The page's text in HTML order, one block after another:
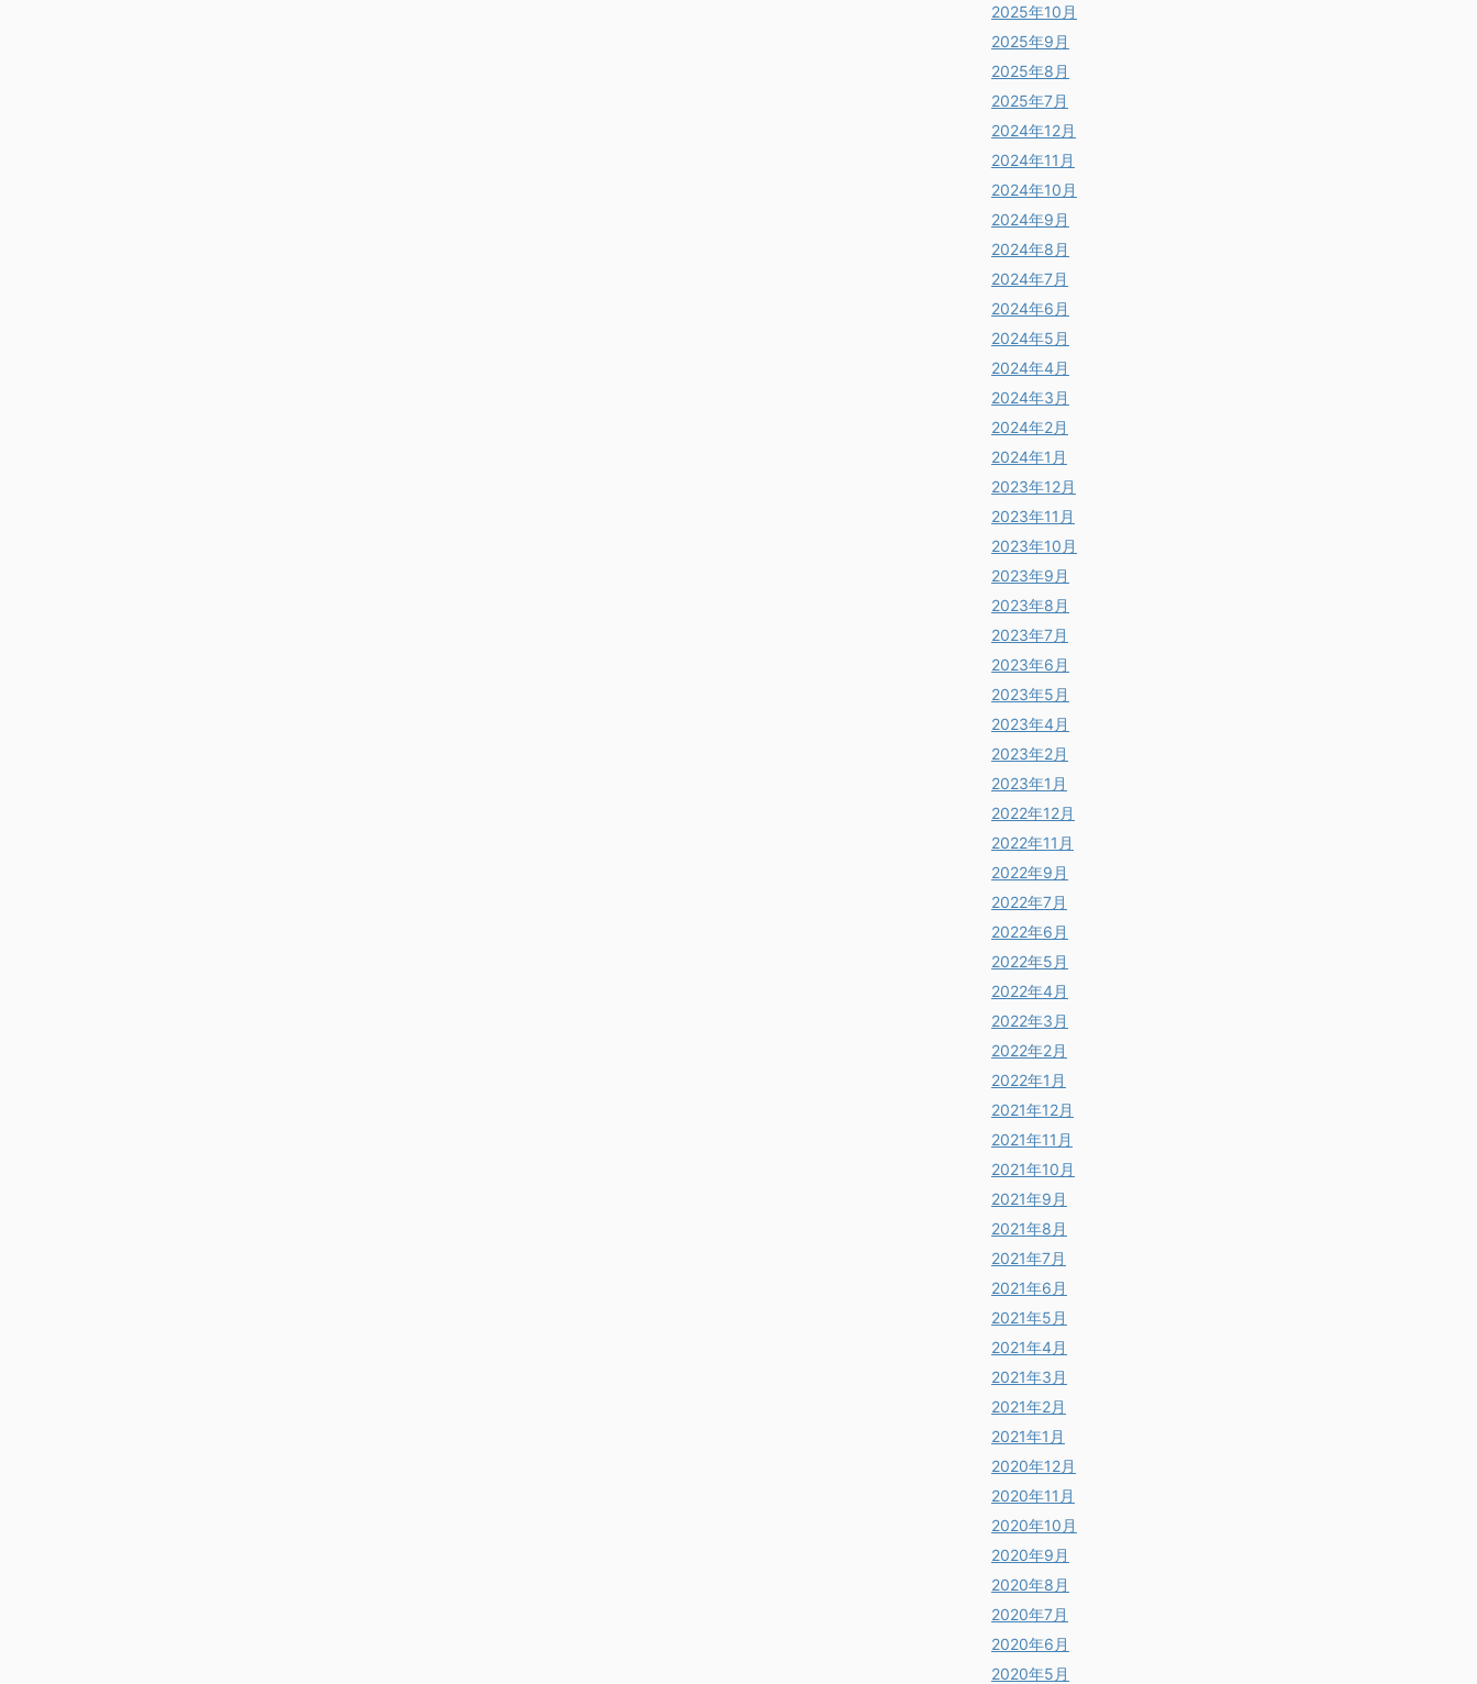
2025年10月
2025年9月
2025年8月
2025年7月
2024年12月
2024年11月
2024年10月
2024年9月
2024年8月
2024年7月
2024年6月
2024年5月
2024年4月
2024年3月
2024年2月
2024年1月
2023年12月
2023年11月
2023年10月
2023年9月
2023年8月
2023年7月
2023年6月
2023年5月
2023年4月
2023年2月
2023年1月
2022年12月
2022年11月
2022年9月
2022年7月
2022年6月
2022年5月
2022年4月
2022年3月
2022年2月
2022年1月
2021年12月
2021年11月
2021年10月
2021年9月
2021年8月
2021年7月
2021年6月
2021年5月
2021年4月
2021年3月
2021年2月
2021年1月
2020年12月
2020年11月
2020年10月
2020年9月
2020年8月
2020年7月
2020年6月
2020年5月